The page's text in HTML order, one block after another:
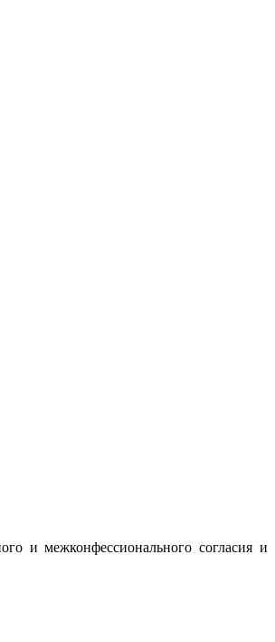
и межконфессионального согласия и